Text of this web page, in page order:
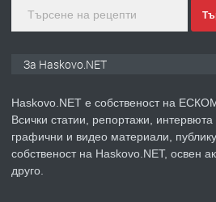
ПРЕДЛАГА
НАПЪЛНО
За Haskovo.NET
Haskovo.NET е собственост на
Всички статии, репортажи, интервюта
графични и видео материали,
собственост на Haskovo.NET, освен
друго.